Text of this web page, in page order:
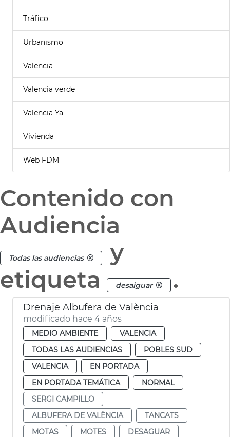
Tráfico
Urbanismo
Valencia
Valencia verde
Valencia Ya
Vivienda
Web FDM
Contenido con
Audiencia
Todas las audiencias
y
etiqueta
desaiguar .
Drenaje Albufera de València
modificado hace 4 años
MEDIO AMBIENTE
VALENCIA
TODAS LAS AUDIENCIAS
POBLES SUD
VALENCIA
EN PORTADA
EN PORTADA TEMÁTICA
NORMAL
SERGI CAMPILLO
ALBUFERA DE VALÈNCIA
TANCATS
MOTAS
MOTES
DESAGUAR